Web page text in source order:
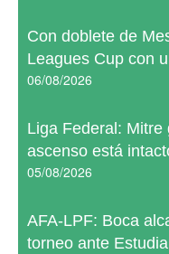
Con doblete de
Leagues Cup con
06/08/2026
Liga Federal: Mitre
ascenso está
05/08/2026
AFA-LPF: Boca
torneo ante